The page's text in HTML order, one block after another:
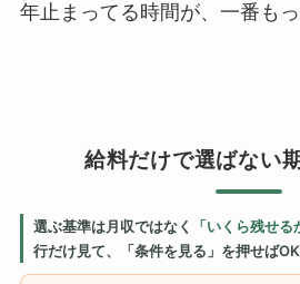
年止まってる時間が、一番もっ
給料だけで選ばない
選ぶ基準は月収ではなく 「いくら残せる
行だけ見て、「条件を見る」を押せばOK